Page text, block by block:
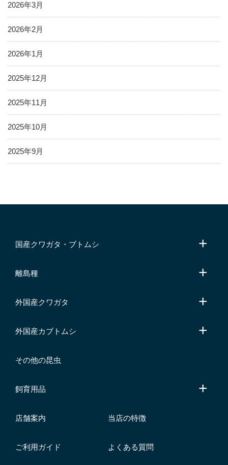
2026年3月
2026年2月
2026年1月
2025年12月
2025年11月
2025年10月
2025年9月
国産クワガタ・ブトムシ
離島種
外国産クワガタ
外国産カブトムシ
その他の昆虫
飼育用品
店舗案内 当店の特徴
ご利用ガイド よくある質問